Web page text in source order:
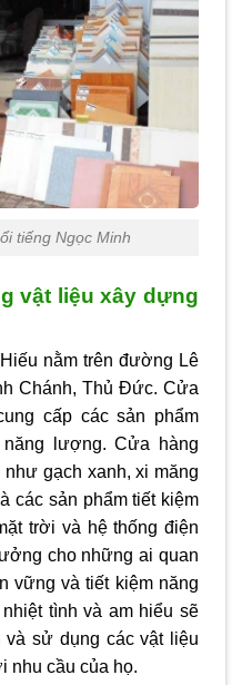
tiếng Ngọc Minh
vật liệu xây dựng
nằm trên đường Lê
Chánh, Thủ Đức. Cửa
cấp các sản phẩm
lượng. Cửa hàng
gạch xanh, xi măng
các sản phẩm tiết kiệm
trời và hệ thống điện
cho những ai quan
vững và tiết kiệm năng
tình và am hiểu sẽ
sử dụng các vật liệu
nhu cầu của họ.